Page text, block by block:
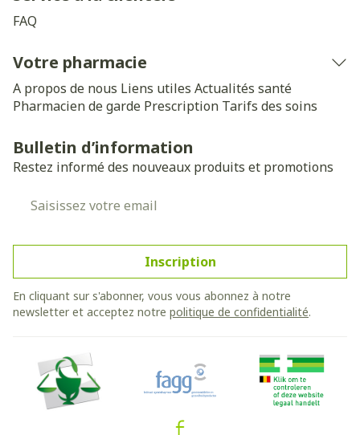
FAQ
Votre pharmacie
A propos de nous Liens utiles Actualités santé
Pharmacien de garde Prescription Tarifs des soins
Bulletin d’information
Restez informé des nouveaux produits et promotions
Inscription
En cliquant sur s'abonner, vous vous abonnez à notre
newsletter et acceptez notre politique de confidentialité.